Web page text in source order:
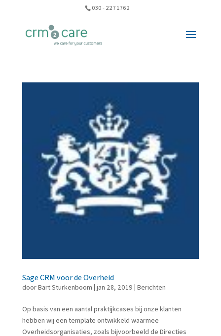
030 - 227 1762
Sage CRM voor de Overheid
doorBart Sturkenboom jan 28, 2019 Berichten
Op basis van een aantal praktijkcases bij onze klanten
hebben wij een template ontwikkeld waarmee
Overheidsorganisaties, zoals bijvoorbeeld de Directies